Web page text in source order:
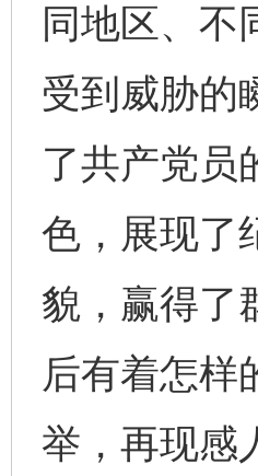
同地区、不
受到威胁的
了共产党员
色，展现了
貌，赢得了
后有着怎样
举，再现感